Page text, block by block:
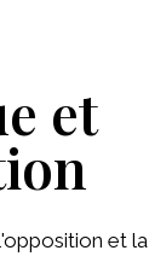
et
et la